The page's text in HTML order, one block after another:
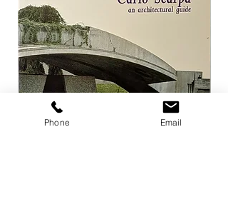
本の状態:経年によるヤケ、中身にシ
ミなどの傷み。
古い物ですので傷みがありますが、
雰囲気を損ねるものではありませ
ん。
Phone Email